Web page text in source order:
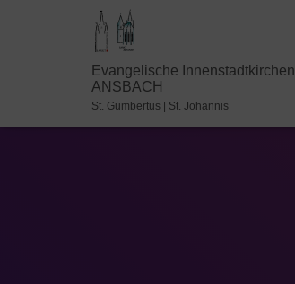
Evangelische Innenstadtkirchen
ANSBACH
St. Gumbertus | St. Johannis